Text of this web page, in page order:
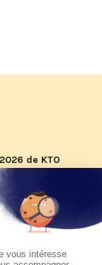
de KTO
Léon
KTO le